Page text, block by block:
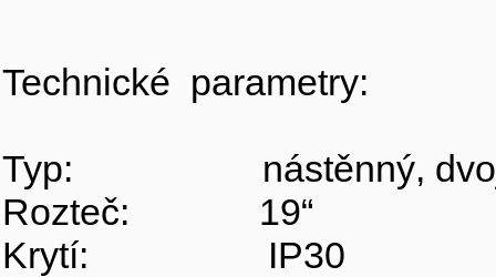
Technické parametry:
Typ: nástěnný,
Rozteč: 19“
Krytí: IP30